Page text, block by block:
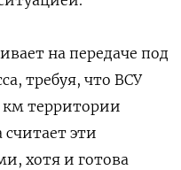
на передаче под
требуя, что ВСУ
км территории
эти
хотя и готова